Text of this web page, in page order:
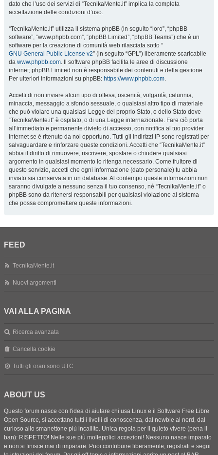
dato che l’uso dei servizi di “TecnikaMente.it” implica la completa
accettazione delle condizioni d’uso.
“TecnikaMente.it” utilizza il sistema phpBB (in seguito “loro”, “phpBB
software”, “www.phpbb.com”, “phpBB Limited”, “phpBB Teams”) che è un
software per la creazione di comunità web rilasciata sotto “
GNU General Public License v2” (in seguito “GPL”) liberamente scaricabile
da www.phpbb.com. Il software phpBB facilita le aree di discussione
internet; phpBB Limited non è responsabile dei contenuti e della gestione.
Per ulteriori informazioni su phpBB: https://www.phpbb.com.
Accetti di non inviare alcun tipo di offesa, oscenità, volgarità, calunnia,
minaccia, messaggio a sfondo sessuale, o qualsiasi altro tipo di materiale
che può violare una qualsiasi Legge del proprio Stato, o dello Stato dove
“TecnikaMente.it” è ospitato, o di una Legge internazionale. Fare ciò porta
all’immediato e permanente divieto di accesso, con notifica al tuo provider
Internet se è ritenuto da noi opportuno. Tutti gli indirizzi IP sono registrati per
salvaguardare e rinforzare queste condizioni. Accetti che “TecnikaMente.it”
abbia il diritto di rimuovere, riscrivere, spostare o chiudere qualsiasi
argomento in qualsiasi momento lo ritenga necessario. Come fruitore di
questo servizio, accetti che ogni informazione (dato personale) tu abbia
inviato sia conservata in un database. Al contempo queste informazioni non
saranno divulgate a nessuno senza il tuo consenso, né “TecnikaMente.it” o
phpBB sono da ritenersi responsabili per qualsiasi violazione al sistema
che possa compromettere queste informazioni.
FEED
TecnikaMente.it
Nuovi argomenti
VAI ALLA PAGINA
Ricerca avanzata
Cancella cookie
Tutti gli orari sono UTC
ABOUT US
Questo forum nasce con l'idea di aiutare chi usa Linux e il Software Free Libre
Open Source, si accettano tutti i livelli di conoscenza, dal newbie al nerd, dal
curioso allo smanettone più incallito. Unica regola per il quieto vivere (pena il
ban): RISPETTO! Nelle sue più moltepplici accezioni! Nessuno nasce imparato
e non si finisce mai di imparare. Puoi contribuire liberamente, registrati e segui